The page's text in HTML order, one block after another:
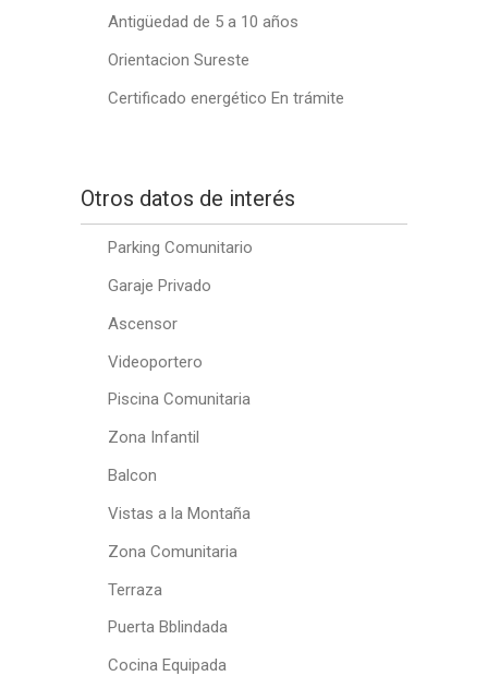
Antigüedad de 5 a 10 años
Orientacion Sureste
Certificado energético En trámite
Otros datos de interés
Parking Comunitario
Garaje Privado
Ascensor
Videoportero
Piscina Comunitaria
Zona Infantil
Balcon
Vistas a la Montaña
Zona Comunitaria
Terraza
Puerta Bblindada
Cocina Equipada